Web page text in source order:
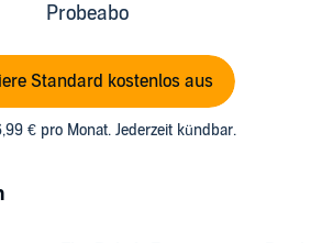
Probeabo
Standard kostenlos aus
€ pro Monat. Jederzeit kündbar.